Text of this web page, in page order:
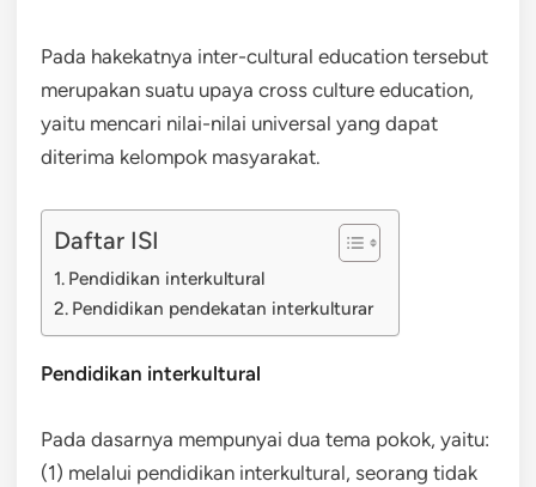
Pada hakekatnya inter-cultural education tersebut
merupakan suatu upaya cross culture education,
yaitu mencari nilai-nilai universal yang dapat
diterima kelompok masyarakat.
Daftar ISI
Pendidikan interkultural
Pendidikan pendekatan interkulturar
Pendidikan interkultural
Pada dasarnya mempunyai dua tema pokok, yaitu:
(1) melalui pendidikan interkultural, seorang tidak